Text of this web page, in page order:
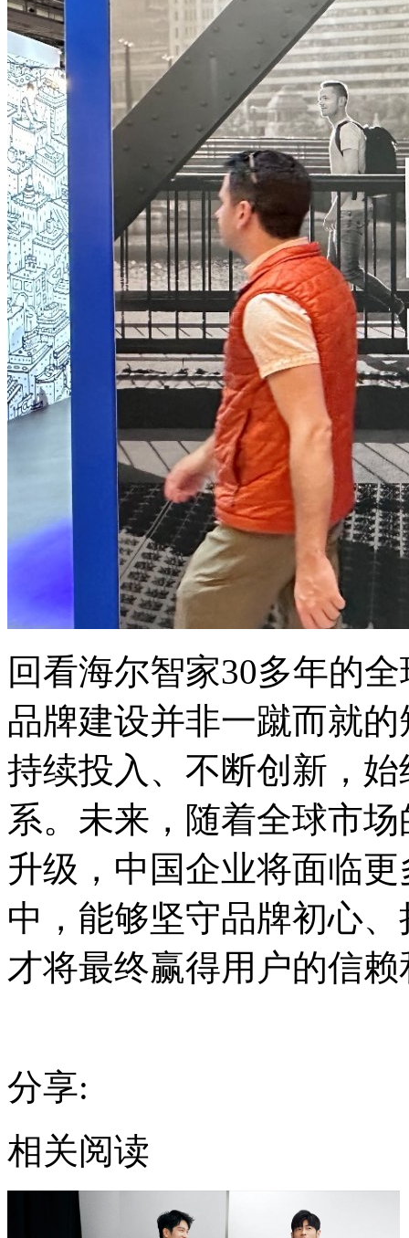
回看海尔智家30多年的
品牌建设并非一蹴而就
持续投入、不断创新，
系。未来，随着全球市
升级，中国企业将面临
中，能够坚守品牌初心
才将最终赢得用户的信
分享:
相关阅读